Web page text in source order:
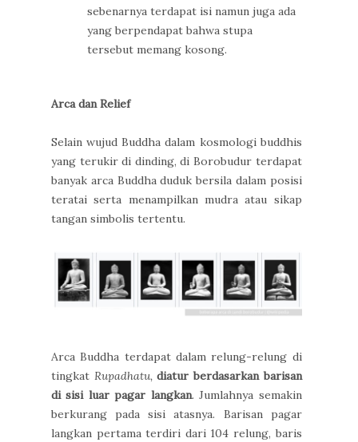
sebenarnya terdapat isi namun juga ada
yang berpendapat bahwa stupa
tersebut memang kosong.
Arca dan Relief
Selain wujud Buddha dalam kosmologi buddhis
yang terukir di dinding, di Borobudur terdapat
banyak arca Buddha duduk bersila dalam posisi
teratai serta menampilkan mudra atau sikap
tangan simbolis tertentu.
Arca Buddha terdapat dalam relung-relung di
tingkat Rupadhatu, diatur berdasarkan barisan
di sisi luar pagar langkan. Jumlahnya semakin
berkurang pada sisi atasnya. Barisan pagar
langkan pertama terdiri dari 104 relung, baris